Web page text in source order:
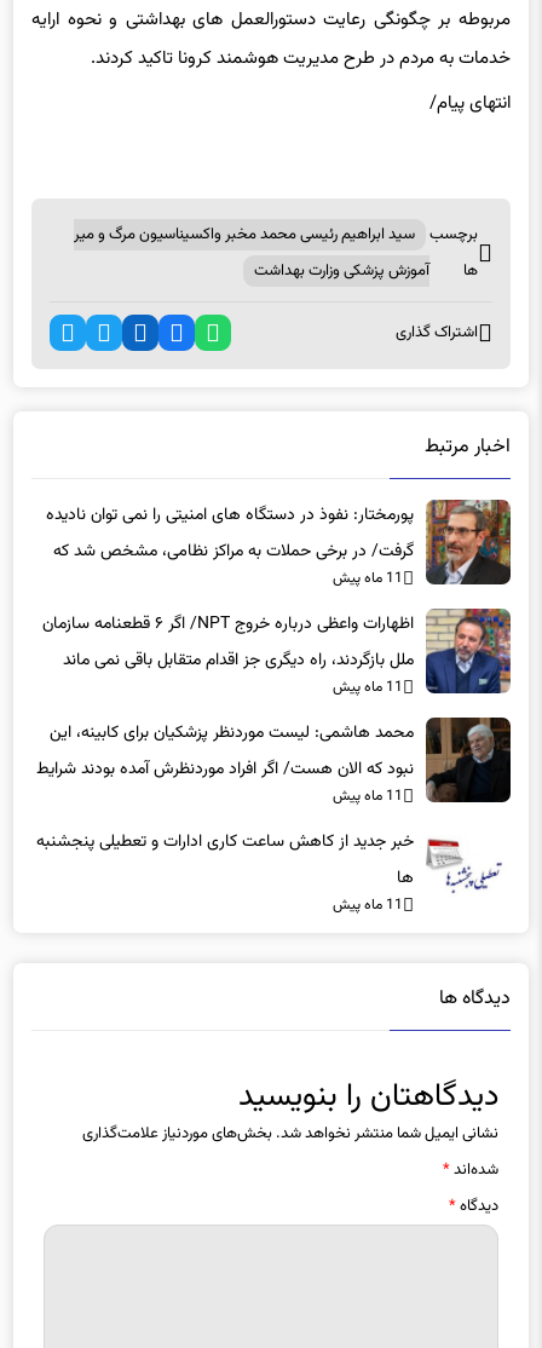
مربوطه بر چگونگی رعایت دستورالعمل های بهداشتی و نحوه ارایه
خدمات به مردم در طرح مدیریت هوشمند کرونا تاکید کردند.
انتهای پیام/
برچسب
ها
سید ابراهیم رئیسی محمد مخبر واکسیناسیون مرگ و میر
آموزش پزشکی وزارت بهداشت
اشتراک گذاری
اخبار مرتبط
پورمختار: نفوذ در دستگاه های امنیتی را نمی توان نادیده
گرفت/ در برخی حملات به مراکز نظامی، مشخص شد که
عوامل نفوذی دخیل بوده‌اند
11 ماه پیش
اظهارات واعظی درباره خروج NPT/ اگر ۶ قطعنامه سازمان
ملل بازگردند، راه دیگری جز اقدام متقابل باقی نمی‌ ماند
11 ماه پیش
محمد هاشمی: لیست موردنظر پزشکیان برای کابینه، این
نبود که الان هست/ اگر افراد موردنظرش آمده بودند شرایط
بهتر بود
11 ماه پیش
خبر جدید از کاهش ساعت کاری ادارات و تعطیلی پنجشنبه
ها
11 ماه پیش
دیدگاه ها
دیدگاهتان را بنویسید
نشانی ایمیل شما منتشر نخواهد شد. بخش‌های موردنیاز علامت‌گذاری
شده‌اند*
دیدگاه*